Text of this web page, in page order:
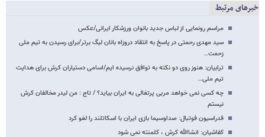
خبرهای مرتبط
مراسم رونمایی از لباس جدید بانوان ورزشکار ایرانی/عکس
سید مهدی رحمتی در پاسخ به انتقاد دروزاه بانان لیگ برتر/برای رسیدن به تیم ملی
زحمت…
ترابیان: هنوز روی دو نکته به توافق نرسیده ایم/اسامی دستیاران کرش برای هدایت
تیم ملی…
چه کسی نمی خواهد مربی پرتغالی به ایران بیاید؟ / تاج : من لیدر مخالفان کرش
نیستم
فدراسیون فوتبال: صداوسیما بازی ایران با اسکاتلند را لغو کرد
کفاشیان: انشاالله کرش ، کلمنته نمی شود